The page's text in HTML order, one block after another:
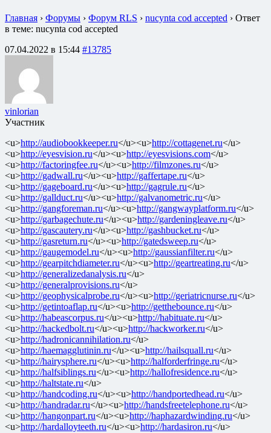
Главная › Форумы › Форум RLS › nucynta cod accepted › Ответ
в теме: nucynta cod accepted
07.04.2022 в 15:44 #13785
vinlorian
Участник
<u>http://audiobookkeeper.ru</u><u>http://cottagenet.ru</u>
<u>http://eyesvision.ru</u><u>http://eyesvisions.com</u>
<u>http://factoringfee.ru</u><u>http://filmzones.ru</u>
<u>http://gadwall.ru</u><u>http://gaffertape.ru</u>
<u>http://gageboard.ru</u><u>http://gagrule.ru</u>
<u>http://gallduct.ru</u><u>http://galvanometric.ru</u>
<u>http://gangforeman.ru</u><u>http://gangwayplatform.ru</u>
<u>http://garbagechute.ru</u><u>http://gardeningleave.ru</u>
<u>http://gascautery.ru</u><u>http://gashbucket.ru</u>
<u>http://gasreturn.ru</u><u>http://gatedsweep.ru</u>
<u>http://gaugemodel.ru</u><u>http://gaussianfilter.ru</u>
<u>http://gearpitchdiameter.ru</u><u>http://geartreating.ru</u>
<u>http://generalizedanalysis.ru</u>
<u>http://generalprovisions.ru</u>
<u>http://geophysicalprobe.ru</u><u>http://geriatricnurse.ru</u>
<u>http://getintoaflap.ru</u><u>http://getthebounce.ru</u>
<u>http://habeascorpus.ru</u><u>http://habituate.ru</u>
<u>http://hackedbolt.ru</u><u>http://hackworker.ru</u>
<u>http://hadronicannihilation.ru</u>
<u>http://haemagglutinin.ru</u><u>http://hailsquall.ru</u>
<u>http://hairysphere.ru</u><u>http://halforderfringe.ru</u>
<u>http://halfsiblings.ru</u><u>http://hallofresidence.ru</u>
<u>http://haltstate.ru</u>
<u>http://handcoding.ru</u><u>http://handportedhead.ru</u>
<u>http://handradar.ru</u><u>http://handsfreetelephone.ru</u>
<u>http://hangonpart.ru</u><u>http://haphazardwinding.ru</u>
<u>http://hardalloyteeth.ru</u><u>http://hardasiron.ru</u>